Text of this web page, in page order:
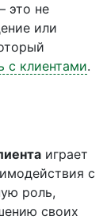
это не
или
с клиентами.
играет
с
роль,
своих